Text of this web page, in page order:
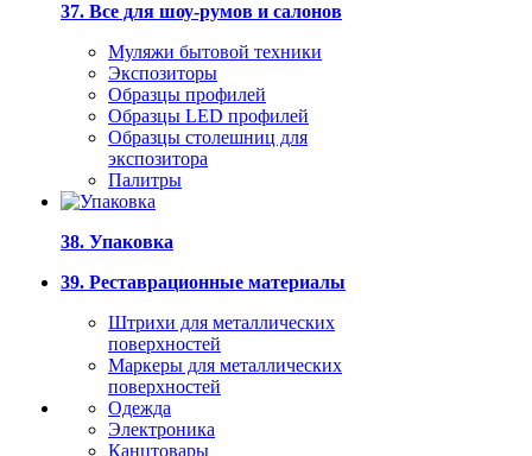
37. Все для шоу-румов и салонов
Муляжи бытовой техники
Экспозиторы
Образцы профилей
Образцы LED профилей
Образцы столешниц для
экспозитора
Палитры
38. Упаковка
39. Реставрационные материалы
Штрихи для металлических
поверхностей
Маркеры для металлических
поверхностей
Одежда
Электроника
Канцтовары